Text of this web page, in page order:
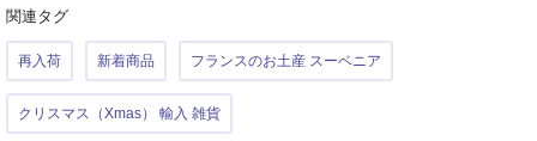
関連タグ
再入荷 新着商品 フランスのお土産 スーベニア
クリスマス（Xmas） 輸入 雑貨